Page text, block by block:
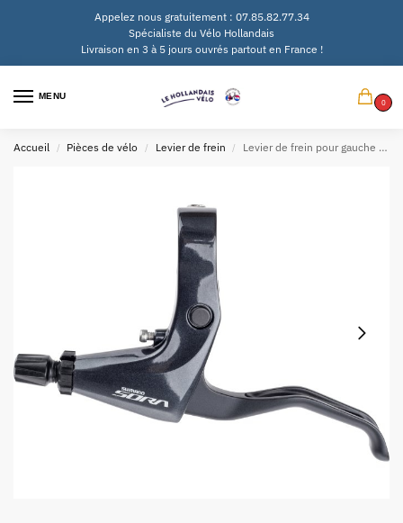
Appelez nous gratuitement : 07.85.82.77.34
Spécialiste du Vélo Hollandais
Livraison en 3 à 5 jours ouvrés partout en France !
MENU
0
Accueil / Pièces de vélo / Levier de frein / Levier de frein pour gauche Shimano Sora BL-R3000 – noir